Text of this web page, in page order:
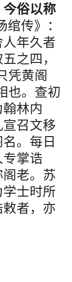
俗以称
绾传》：
年久者
之四，
凭黄阁
也。查初
林内
召文移
。每日
掌诰
老。苏
士时所
者，亦